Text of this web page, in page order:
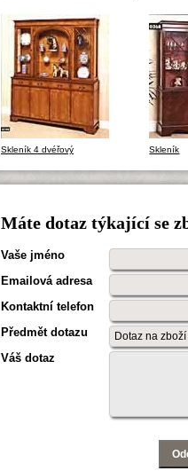
Skleník 4 dvéřový Skleník
Máte dotaz týkající se
Vaše jméno
Emailová adresa
Kontaktní telefon
Předmět dotazu
Váš dotaz